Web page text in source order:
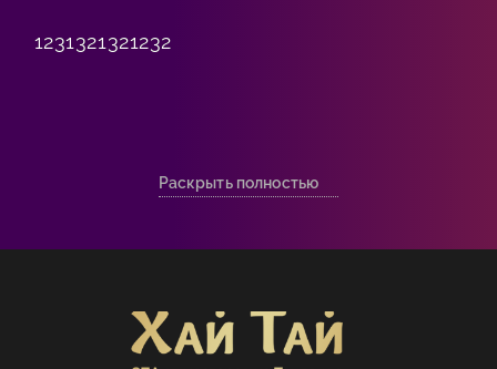
1231321321232
Раскрыть полностью